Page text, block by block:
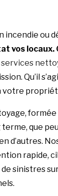
incendie ou
vos locaux.
services
Qu’il
votre
que
d’autres.
rapide,
sinistres